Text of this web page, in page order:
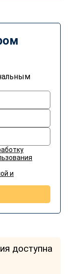
и
доступна